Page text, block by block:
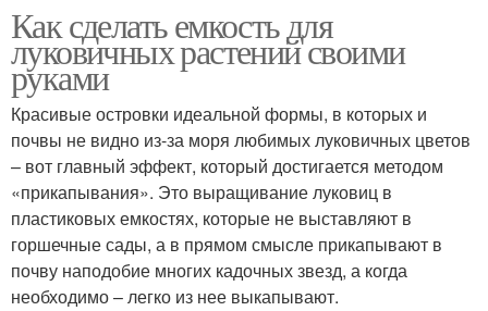
Как сделать емкость для
луковичных растений своими
руками
Красивые островки идеальной формы, в которых и
почвы не видно из-за моря любимых луковичных цветов
– вот главный эффект, который достигается методом
«прикапывания». Это выращивание луковиц в
пластиковых емкостях, которые не выставляют в
горшечные сады, а в прямом смысле прикапывают в
почву наподобие многих кадочных звезд, а когда
необходимо – легко из нее выкапывают.